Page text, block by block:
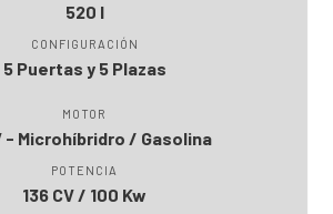
520 l
CONFIGURACIÓN
5 Puertas y 5 Plazas
MOTOR
- Microhíbridro / Gasolina
POTENCIA
136 CV / 100 Kw